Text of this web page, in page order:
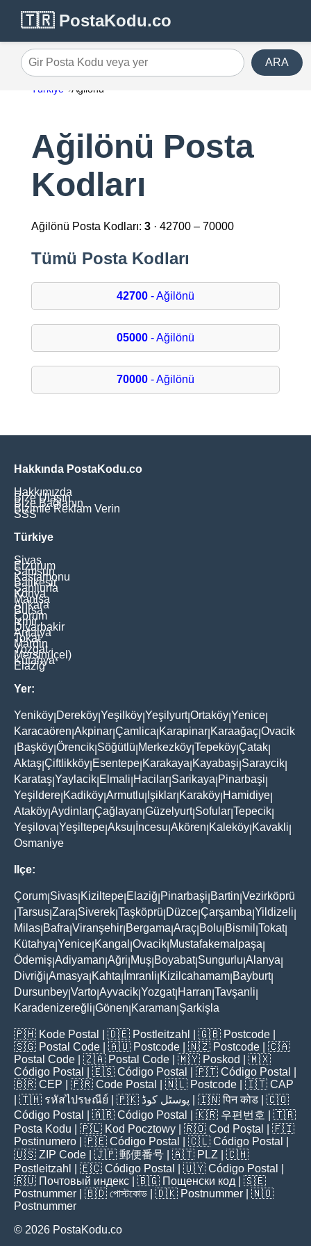
🇹🇷 PostaKodu.co
Gir Posta Kodu veya yer ARA
Türkiye Ağilönü
Ağilönü Posta
Kodları
Ağilönü Posta Kodları: 3· 42700 – 70000
Tümü Posta Kodları
42700- Ağilönü
05000- Ağilönü
70000- Ağilönü
Hakkında PostaKodu.co
Hakkımızda
Bize Ulaşın
Bize Bağlanın
Bizimle Reklam Verin
SSS
Türkiye
Sivas
Erzurum
Samsun
Kastamonu
Balikesir
Şanliurfa
Konya
Manisa
Ankara
Bursa
Çorum
İzmir
Diyarbakir
Antalya
Tokat
Mardin
Yozgat
Mersin(İçel)
Kütahya
Elaziğ
Yer:
Yeniköy Dereköy Yeşilköy Yeşilyurt|Ortaköy Yenice
Karacaören Akpinar Çamlica Karapinar Karaağaç Ovacik
Başköy Örencik Söğütlü Merkezköy Tepeköy Çatak
Aktaş Çiftlikköy Esentepe Karakaya Kayabaşi Saraycik
Karataş Yaylacik Elmali Hacilar Sarikaya Pinarbaşi
Yeşildere Kadiköy Armutlu Işiklar Karaköy Hamidiye
Ataköy Aydinlar Çağlayan Güzelyurt| Sofular Tepecik
Yeşilova Yeşiltepe Aksu İncesu Akören Kaleköy Kavakli
Osmaniye
Ilçe:
Çorum Sivas Kiziltepe Elaziğ Pinarbaşi Bartin Vezirköprü
Tarsus Zara Siverek Taşköprü Düzce Çarşamba Yildizeli
Milas Bafra Viranşehir Bergama Araç Bolu Bismil Tokat|
Kütahya Yenice Kangal Ovacik Mustafakemalpaşa
Ödemiş Adiyaman Ağri Muş Boyabat| Sungurlu Alanya
Divriği Amasya Kahta İmranli Kizilcahamam Bayburt|
Dursunbey Varto Ayvacik Yozgat| Harran Tavşanli
Karadenizereğli Gönen Karaman Şarkişla
🇵🇭 Kode Postal | 🇩🇪 Postleitzahl | 🇬🇧 Postcode
🇸🇬 Postal Code | 🇦🇺 Postcode | 🇳🇿 Postcode | 🇨🇦
Postal Code | 🇿🇦 Postal Code | 🇲🇾 Poskod
| 🇲🇽
Código Postal
| 🇪🇸 Código Postal | 🇵🇹 Código Postal
🇧🇷 CEP | 🇫🇷 Code Postal | 🇳🇱 Postcode | 🇮🇹 CAP
| 🇹🇭 รหัสไปรษณีย์ | 🇵🇰 پوسٹل کوڈ | 🇮🇳पिन कोड | 🇨🇴
Código Postal
| 🇦🇷 Código Postal | 🇰🇷 우편번호
| 🇹🇷
Posta Kodu | 🇵🇱 Kod Pocztowy | 🇷🇴 Cod Poștal
| 🇫🇮
Postinumero | 🇵🇪 Código Postal | 🇨🇱 Código Postal
🇺🇸 ZIP Code | 🇯🇵 郵便番号 | 🇦🇹 PLZ | 🇨🇭
Postleitzahl
| 🇪🇨 Código Postal | 🇺🇾 Código Postal
🇷🇺 Почтовый индекс | 🇧🇬 Пощенски код | 🇸🇪
Postnummer | 🇧🇩 পোস্টকোড | 🇩🇰 Postnummer | 🇳🇴
Postnummer
© 2026 PostaKodu.co